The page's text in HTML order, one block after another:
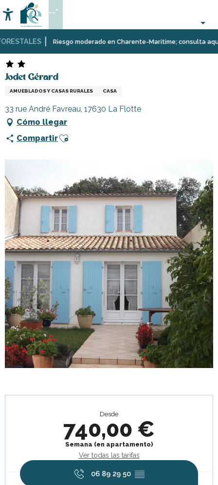
au
contenu
principal
Riesgo moderado en Charente-Maritime; consulta aquí
Accessibilité
Buscar
--°
Página Web EstanciaAlojamiento
AlquileresJodet Gérard
Jodet Gérard
AMUEBLADOS Y CASAS RURALES CASA
33 rue André Favreau, 17630 La Flotte
Cómo llegar
CompartirAjouter aux favoris
Desde
740,00 €
Semana (en apartamento)
Ver todas las tarifas
06 89 29 50 ▒▒